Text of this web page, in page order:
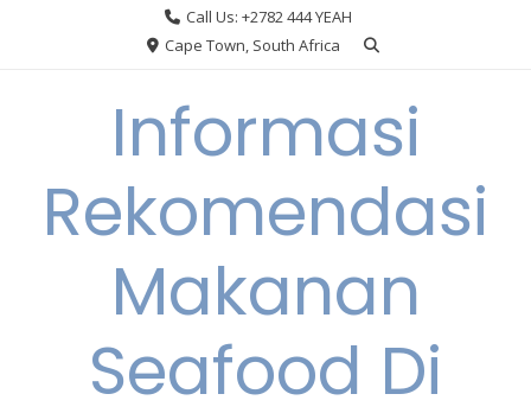
Call Us: +2782 444 YEAH
Cape Town, South Africa
Informasi
Rekomendasi
Makanan
Seafood Di